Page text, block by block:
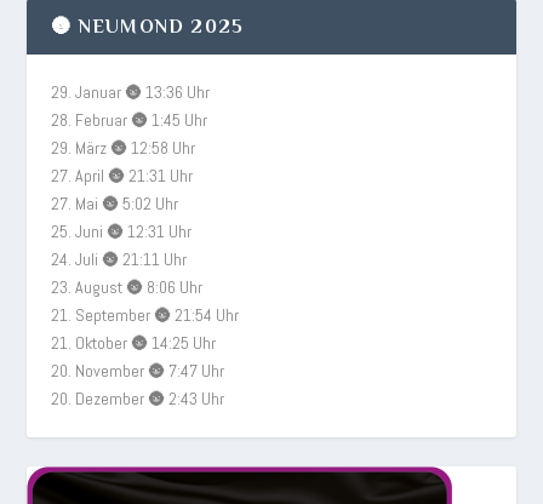
🌚 NEUMOND 2025
29. Januar 🌚 13:36 Uhr
28. Februar 🌚 1:45 Uhr
29. März 🌚 12:58 Uhr
27. April 🌚 21:31 Uhr
27. Mai 🌚 5:02 Uhr
25. Juni 🌚 12:31 Uhr
24. Juli 🌚 21:11 Uhr
23. August 🌚 8:06 Uhr
21. September 🌚 21:54 Uhr
21. Oktober 🌚 14:25 Uhr
20. November 🌚 7:47 Uhr
20. Dezember 🌚 2:43 Uhr